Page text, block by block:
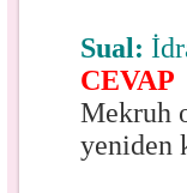
Sual:
CEVAP
Mekruh
yeniden